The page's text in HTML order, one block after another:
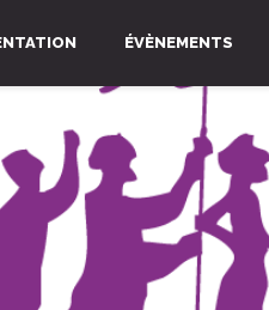
ÉVÈNEMENTS